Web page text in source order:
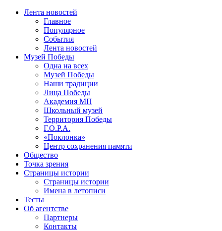
Лента новостей
Главное
Популярное
События
Лента новостей
Музей Победы
Одна на всех
Музей Победы
Наши традиции
Лица Победы
Академия МП
Школьный музей
Территория Победы
Г.О.Р.А.
«Поклонка»
Центр сохранения памяти
Общество
Точка зрения
Страницы истории
Страницы истории
Имена в летописи
Тесты
Об агентстве
Партнеры
Контакты